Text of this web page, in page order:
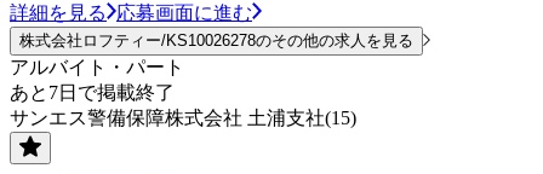
詳細を見る 応募画面に進む
株式会社ロフティー/KS10026278のその他の求人を見る
アルバイト・パート
あと7日で掲載終了
サンエス警備保障株式会社 土浦支社(15)